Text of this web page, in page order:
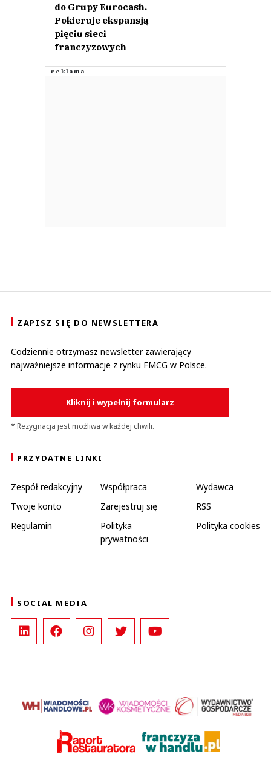
do Grupy Eurocash.
Pokieruje ekspansją
pięciu sieci
franczyzowych
ZAPISZ SIĘ DO NEWSLETTERA
Codziennie otrzymasz newsletter zawierający
najważniejsze informacje z rynku FMCG w Polsce.
Kliknij i wypełnij formularz
* Rezygnacja jest możliwa w każdej chwili.
PRZYDATNE LINKI
Zespół redakcyjny Współpraca
Wydawca
Twoje konto
Zarejestruj się
RSS
Regulamin
Polityka
prywatności
Polityka cookies
SOCIAL MEDIA